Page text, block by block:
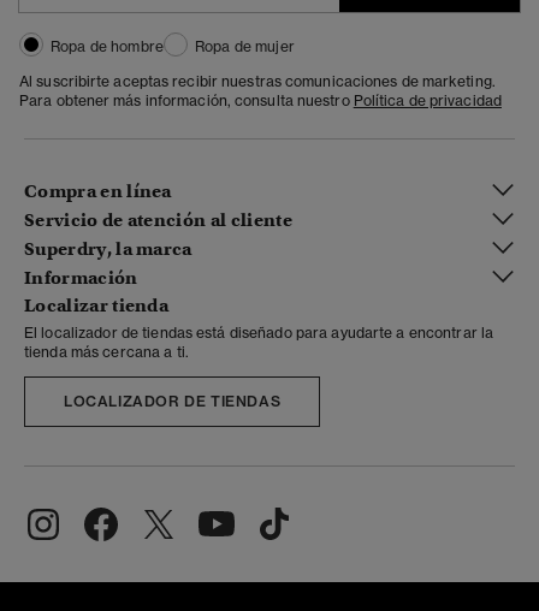
Ropa de hombre
Ropa de mujer
Al suscribirte aceptas recibir nuestras comunicaciones de marketing.
Para obtener más información, consulta nuestro Política de privacidad
Compra en línea
Servicio de atención al cliente
Superdry, la marca
Información
Localizar tienda
El localizador de tiendas está diseñado para ayudarte a encontrar la
tienda más cercana a ti.
LOCALIZADOR DE TIENDAS